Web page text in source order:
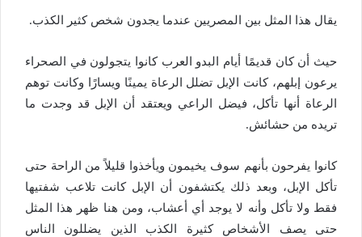
يقال هذا المثل بين المصريين عندما يجدون شخص كثير الكذب.
حيث أن كان قديمًا أيام البدو العرب كانوا يتجولون في الصحراء
يرعون إبلهم، كانت الإبل تضلل الرعاة يمينًا ويسارًا وكانت توهم
الرعاة أنها تأكل، فيضل الراعي ويعتقد أن الإبل قد وجدت ما
تريده من حشائش.
كانوا يفرحون بأنهم سوف يخيمون ويأخذوا قليلاً من الراحة حتى
تأكل الإبل، وبعد ذلك يكتشفون أن الإبل كانت تلاعب شفتيها
فقط ولا تأكل وأنه لا يوجد أي أعشاب، ومن هنا ظهر هذا المثل
حتى يصف الأشخاص كثيرة الكذب الذين يضللون الناس